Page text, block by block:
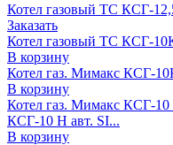
Котел газовый ТС КСГ-
Заказать
Котел газовый ТС КСГ-10
В корзину
Котел газ. Мимакс КСГ-10
В корзину
Котел газ. Мимакс КСГ-
КСГ-10 Н авт. SI...
В корзину